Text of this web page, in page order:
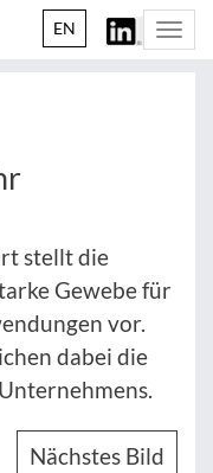
EN
stellt die
Gewebe für
vor.
dabei die
Nächstes Bild